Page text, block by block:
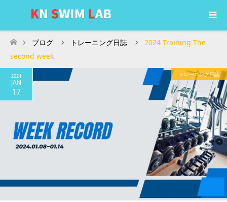
ホーム
ブログ トレーニング日誌
2024 Training The
second week
2024
JAN
17
トレーニング日誌